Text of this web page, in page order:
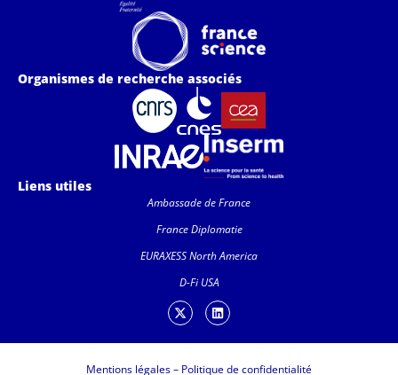
Organismes de recherche associés
Liens utiles
Ambassade de France
France Diplomatie
EURAXESS North America
D-Fi USA
Mentions légales– Politique de confidentialité